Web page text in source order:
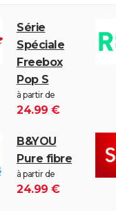
Série
Spéciale
Freebox
Pop S
à partir de
24.99 €
B&YOU
Pure fibre
à partir de
24.99 €